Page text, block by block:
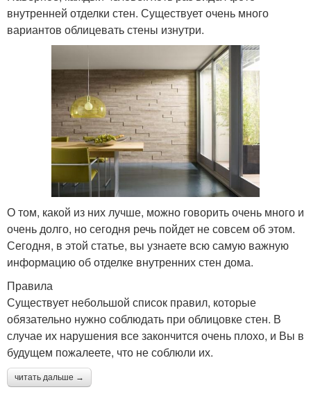
внутренней отделки стен. Существует очень много
вариантов облицевать стены изнутри.
О том, какой из них лучше, можно говорить очень много и
очень долго, но сегодня речь пойдет не совсем об этом.
Сегодня, в этой статье, вы узнаете всю самую важную
информацию об отделке внутренних стен дома.
Правила
Существует небольшой список правил, которые
обязательно нужно соблюдать при облицовке стен. В
случае их нарушения все закончится очень плохо, и Вы в
будущем пожалеете, что не соблюли их.
читать дальше →